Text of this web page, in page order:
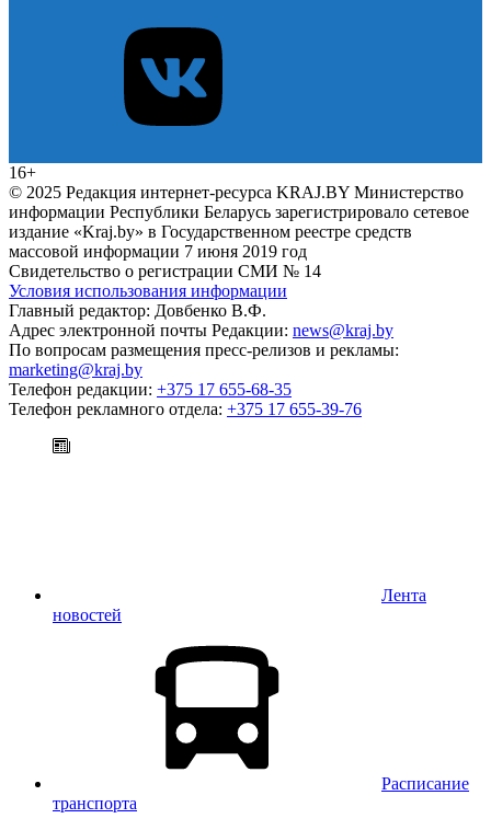
16+
© 2025 Редакция интернет-ресурса KRAJ.BY Министерство
информации Республики Беларусь зарегистрировало сетевое
издание «Kraj.by» в Государственном реестре средств
массовой информации 7 июня 2019 год
Свидетельство о регистрации СМИ № 14
Условия использования информации
Главный редактор: Довбенко В.Ф.
Адрес электронной почты Редакции: news@kraj.by
По вопросам размещения пресс-релизов и рекламы:
marketing@kraj.by
Телефон редакции: +375 17 655-68-35
Телефон рекламного отдела: +375 17 655-39-76
Лента
новостей
Расписание
транспорта